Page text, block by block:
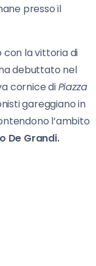
presso il
la vittoria di
debuttato nel
cornice diPiazza
gareggiano in
l’ambito
De Grandi.